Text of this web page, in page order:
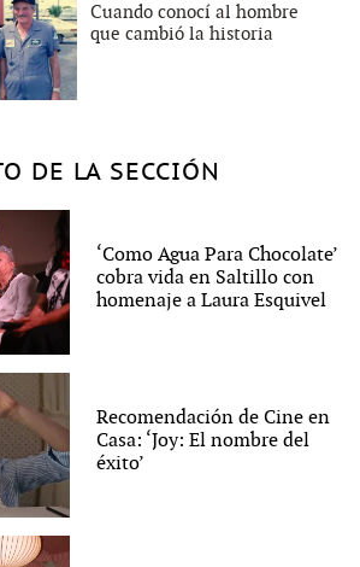
Cuando conocí al hombre
que cambió la historia
DE LA SECCIÓN
‘Como Agua Para Chocolate’
cobra vida en Saltillo con
homenaje a Laura Esquivel
Recomendación de Cine en
Casa: ‘Joy: El nombre del
éxito’